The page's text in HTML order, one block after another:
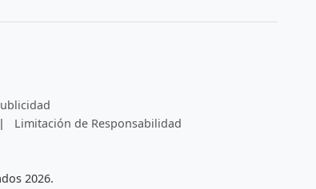
| Limitación de Responsabilidad
2026.